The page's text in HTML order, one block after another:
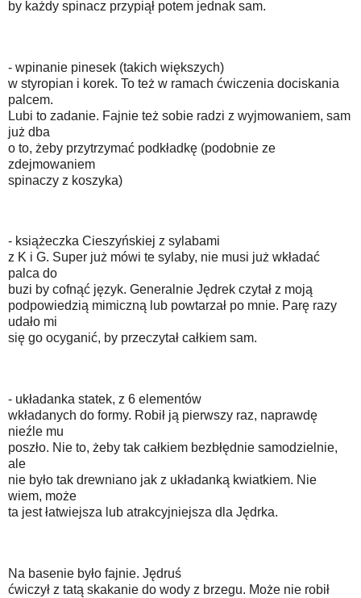
by każdy spinacz przypiął potem jednak sam.
- wpinanie pinesek (takich większych)
w styropian i korek. To też w ramach ćwiczenia dociskania
palcem.
Lubi to zadanie. Fajnie też sobie radzi z wyjmowaniem, sam
już dba
o to, żeby przytrzymać podkładkę (podobnie ze
zdejmowaniem
spinaczy z koszyka)
- książeczka Cieszyńskiej z sylabami
z K i G. Super już mówi te sylaby, nie musi już wkładać
palca do
buzi by cofnąć język. Generalnie Jędrek czytał z moją
podpowiedzią mimiczną lub powtarzał po mnie. Parę razy
udało mi
się go ocyganić, by przeczytał całkiem sam.
- układanka statek, z 6 elementów
wkładanych do formy. Robił ją pierwszy raz, naprawdę
nieźle mu
poszło. Nie to, żeby tak całkiem bezbłędnie samodzielnie,
ale
nie było tak drewniano jak z układanką kwiatkiem. Nie
wiem, może
ta jest łatwiejsza lub atrakcyjniejsza dla Jędrka.
Na basenie było fajnie. Jędruś
ćwiczył z tatą skakanie do wody z brzegu. Może nie robił